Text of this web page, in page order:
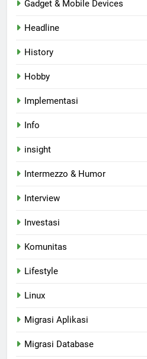
Gadget & Mobile Devices
Headline
History
Hobby
Implementasi
Info
insight
Intermezzo & Humor
Interview
Investasi
Komunitas
Lifestyle
Linux
Migrasi Aplikasi
Migrasi Database